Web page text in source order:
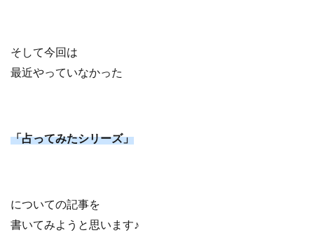
そして今回は
最近やっていなかった
「占ってみたシリーズ」
についての記事を
書いてみようと思います♪